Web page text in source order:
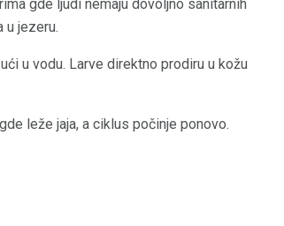
gde ljudi nemaju dovoljno sanitarnih
u jezeru.
u vodu. Larve direktno prodiru u kožu
leže jaja, a ciklus počinje ponovo.